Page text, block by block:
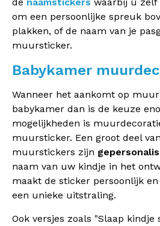
de naamstickers waarbij u zelf
om een persoonlijke spreuk
plakken, of de naam van je
muursticker.
Babykamer
Wanneer het aankomt op
babykamer dan is de keuze
mogelijkheden is
muursticker. Een groot deel
muurstickers zijn
naam van uw kindje in het
maakt de sticker persoonlijk
een unieke uitstraling.
Ook versjes zoals "Slaap kindje